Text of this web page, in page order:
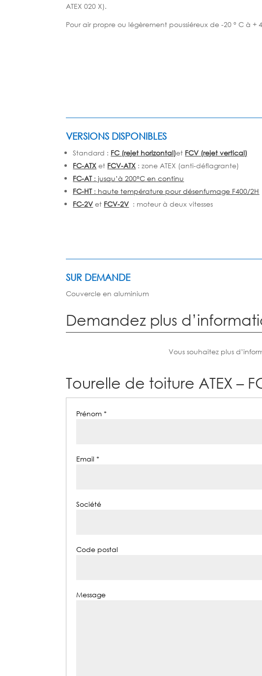
ATEX 020 X).
Pour air propre ou légèrement poussiéreux de -20 ° C à +
VERSIONS DISPONIBLES
Standard : FC (rejet horizontal)et FCV (rejet vertical)
FC-ATX et FCV-ATX : zone ATEX (anti-déflagrante)
FC-AT: jusqu’à 200°C en continu
FC-HT: haute température pour désenfumage F400/2H
FC-2V et FCV-2V : moteur à deux vitesses
SUR DEMANDE
Couvercle en aluminium
Demandez plus
Vous souhaitez plus
Tourelle de toiture ATEX –
Prénom *
Email *
Société
Code postal
Message